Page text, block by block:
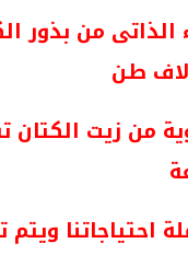
من جملة